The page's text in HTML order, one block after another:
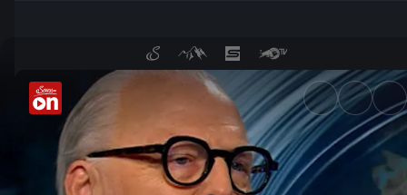
Wirtschaft am Kipp-Punkt? -